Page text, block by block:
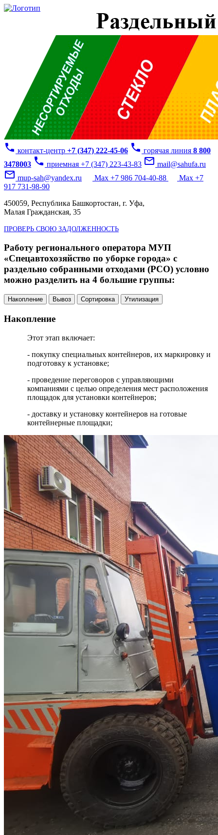
phone контакт-центр +7 (347) 222-45-06 phone горячая линия 8 800
3478003 phone приемная +7 (347) 223-43-83 mail_outline mail@sahufa.ru
mail_outline mup-sah@yandex.ru Max +7 986 704-40-88
Max +7
917 731-98-90
450059, Республика Башкортостан, г. Уфа,
Малая Гражданская, 35
ПРОВЕРЬ СВОЮ ЗАДОЛЖЕННОСТЬ
Работу регионального оператора МУП
«Спецавтохозяйство по уборке города» с
раздельно собранными отходами (РСО) условно
можно разделить на 4 большие группы:
Накопление Вывоз Сортировка Утилизация
Накопление
Этот этап включает:
- покупку специальных контейнеров, их маркировку и
подготовку к установке;
- проведение переговоров с управляющими
компаниями с целью определения мест расположения
площадок для установки контейнеров;
- доставку и установку контейнеров на готовые
контейнерные площадки;